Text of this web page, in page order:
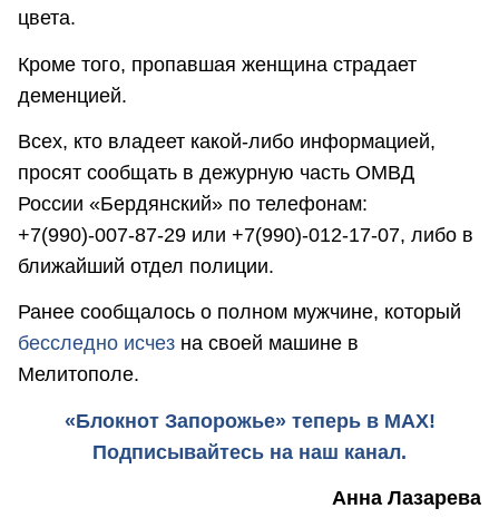
цвета.
Кроме того, пропавшая женщина страдает
деменцией.
Всех, кто владеет какой-либо информацией,
просят сообщать в дежурную часть ОМВД
России «Бердянский» по телефонам:
+7(990)-007-87-29 или +7(990)-012-17-07, либо в
ближайший отдел полиции.
Ранее сообщалось о полном мужчине, который
бесследно исчез на своей машине в
Мелитополе.
«Блокнот Запорожье» теперь в MAX!
Подписывайтесь на наш канал.
Анна Лазарева